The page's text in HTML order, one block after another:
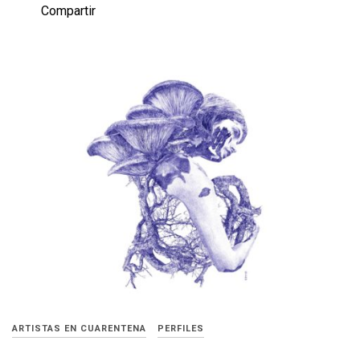
Compartir
ARTISTAS EN CUARENTENA PERFILES